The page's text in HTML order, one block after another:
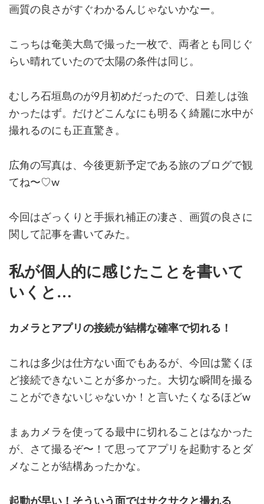
画質の良さがすぐわかるんじゃないかなー。
こっちは奄美大島で撮った一枚で、両者とも同じぐ
らい晴れていたので太陽の条件は同じ。
むしろ石垣島のが9月初めだったので、日差しは強
かったはず。だけどこんなにも明るく綺麗に水中が
撮れるのにも正直驚き。
広角の写真は、今後更新予定である旅のブログで観
てね〜♡w
今回はざっくりと手振れ補正の凄さ、画質の良さに
関して記事を書いてみた。
私が個人的に感じたことを書いて
いくと…
カメラとアプリの接続が結構な確率で切れる！
これは多少は仕方ない面でもあるが、今回は驚くほ
ど接続できないことが多かった。大切な瞬間を撮る
ことができないじゃないか！と言いたくなるほどw
まぁカメラを使ってる最中に切れることはなかった
が、さて撮るぞ〜！て思ってアプリを起動するとダ
メなことが結構あったかな。
起動が早い！そういう面ではサクサクと撮れる